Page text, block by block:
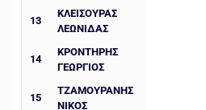
13
ΚΛΕΙΣΟΥΡΑΣ
ΛΕΩΝΙΔΑΣ
14
ΚΡΟΝΤΗΡΗΣ
ΓΕΩΡΓΙΟΣ
15
ΤΖΑΜΟΥΡΑΝΗΣ
ΝΙΚΟΣ